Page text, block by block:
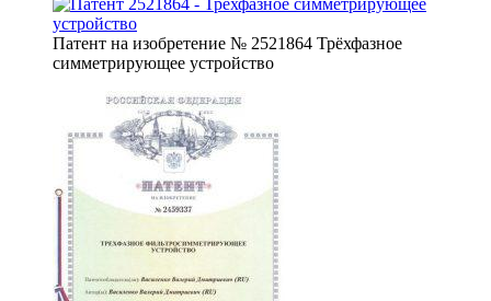
Патент на изобретение № 2521864 Трёхфазное
симметрирующее устройство